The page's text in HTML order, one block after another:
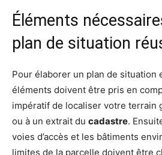
Éléments
plan de situation
Pour élaborer un plan de situation
éléments doivent être pris en
impératif de localiser votre terrain
ou à un extrait du cadastre.
voies d’accès et les bâtiments
limites de la parcelle doivent être